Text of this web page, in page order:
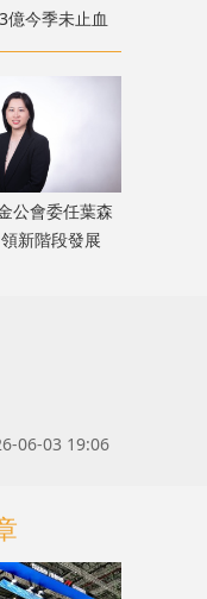
億今季未止血
公會委任葉森
新階段發展
06-03 19:06